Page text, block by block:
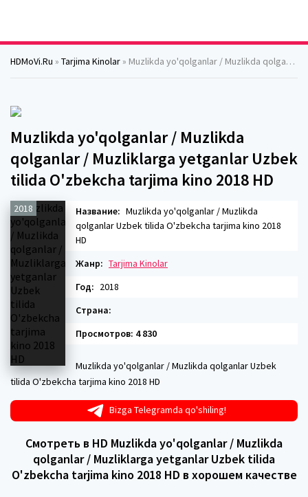
HDMoVi.Ru » Tarjima Kinolar » Muzlikda yo'qolganlar / Muzlikda qolganlar / Muzliklarga yetganlar Uzbek tilida O'zbekcha tarjima kino 2018 HD
Muzlikda yo'qolganlar / Muzlikda
qolganlar / Muzliklarga yetganlar Uzbek
tilida O'zbekcha tarjima kino 2018 HD
2018 Название: Muzlikda yo'qolganlar / Muzlikda
qolganlar Uzbek tilida O'zbekcha tarjima kino 2018
HD
Жанр: Tarjima Kinolar
Год: 2018
Страна:
Просмотров: 4 830
Muzlikda yo'qolganlar / Muzlikda qolganlar Uzbek
tilida O'zbekcha tarjima kino 2018 HD
Bizga Telegramda qo'shiling!
Смотреть в HD Muzlikda yo'qolganlar / Muzlikda
qolganlar / Muzliklarga yetganlar Uzbek tilida
O'zbekcha tarjima kino 2018 HD в хорошем качестве